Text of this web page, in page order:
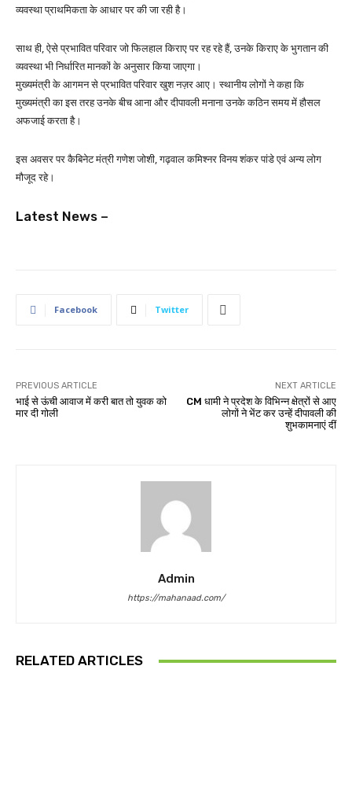
व्यवस्था प्राथमिकता के आधार पर की जा रही है।
साथ ही, ऐसे प्रभावित परिवार जो फिलहाल किराए पर रह रहे हैं, उनके किराए के भुगतान की
व्यवस्था भी निर्धारित मानकों के अनुसार किया जाएगा।
मुख्यमंत्री के आगमन से प्रभावित परिवार खुश नज़र आए। स्थानीय लोगों ने कहा कि
मुख्यमंत्री का इस तरह उनके बीच आना और दीपावली मनाना उनके कठिन समय में हौसल
अफजाई करता है।
इस अवसर पर कैबिनेट मंत्री गणेश जोशी, गढ़वाल कमिश्नर विनय शंकर पांडे एवं अन्य लोग
मौजूद रहे।
Latest News –
Facebook Twitter
PREVIOUS ARTICLE
भाई से ऊंची आवाज में करी बात तो युवक को
मार दी गोली
NEXT ARTICLE
CM धामी ने प्रदेश के विभिन्न क्षेत्रों से आए
लोगों ने भेंट कर उन्हें दीपावली की
शुभकामनाएं दीं
Admin
https://mahanaad.com/
RELATED ARTICLES